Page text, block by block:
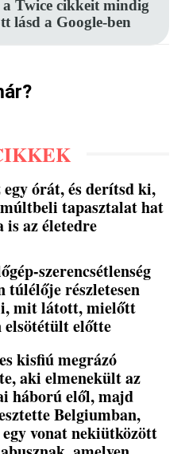
Twice cikkeit mindig
lásd a Google-ben
egy órát, és derítsd ki,
tapasztalat hat
is az életedre
szerencsétlenség
túlélője részletesen
mit látott, mielőtt
elsötétült előtte
kisfiú megrázó
aki elmenekült az
háború elől, majd
Belgiumban,
vonat nekiütközött